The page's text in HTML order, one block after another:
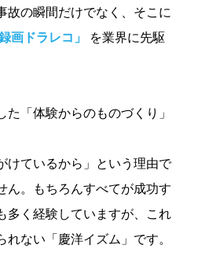
故の瞬間だけでなく、そこに
画ドラレコ」
を業界に先駆
「体験からのものづくり」
けているから」という理由で
ん。もちろんすべてが成功す
多く経験していますが、これ
ない「慶洋イズム」です。